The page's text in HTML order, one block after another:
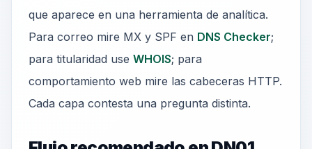
que aparece en una herramienta de analítica.
Para correo mire MX y SPF en DNS Checker;
para titularidad use WHOIS; para
comportamiento web mire las cabeceras HTTP.
Cada capa contesta una pregunta distinta.